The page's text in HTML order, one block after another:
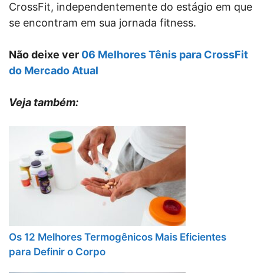
CrossFit, independentemente do estágio em que
se encontram em sua jornada fitness.
Não deixe ver 06 Melhores Tênis para CrossFit
do Mercado Atual
Veja também:
Os 12 Melhores Termogênicos Mais Eficientes
para Definir o Corpo